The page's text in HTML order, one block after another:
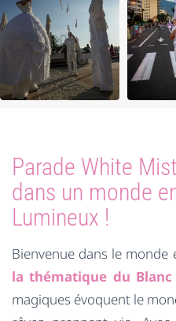
Parade White
dans un monde
Lumineux !
Bienvenue dans le monde
la thématique du
magiques évoquent le